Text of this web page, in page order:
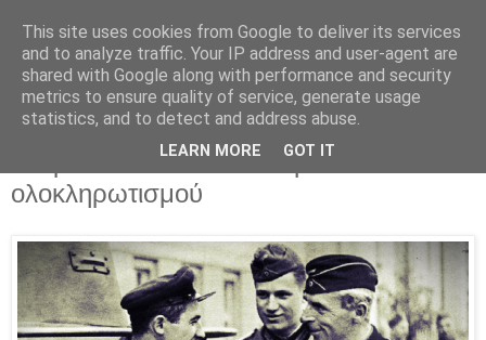
Parakato.gr
Ναζί και Κομμουνιστές: Τα δύο
ανδρείκελα του σοσιαλισμού και του
ολοκληρωτισμού
This site uses cookies from Google to deliver its services
and to analyze traffic. Your IP address and user-agent are
shared with Google along with performance and security
metrics to ensure quality of service, generate usage
statistics, and to detect and address abuse.
LEARN MORE GOT IT